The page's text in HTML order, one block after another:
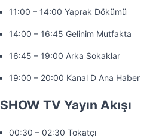
11:00 – 14:00 Yaprak Dökümü
14:00 – 16:45 Gelinim Mutfakta
16:45 – 19:00 Arka Sokaklar
19:00 – 20:00 Kanal D Ana Haber
SHOW TV Yayın Akışı
00:30 – 02:30 Tokatçı